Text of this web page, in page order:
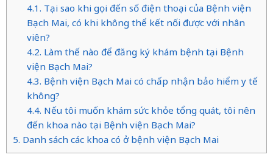
4.1. Tại sao khi gọi đến số điện thoại của Bệnh viện
Bạch Mai, có khi không thể kết nối được với nhân
viên?
4.2. Làm thế nào để đăng ký khám bệnh tại Bệnh
viện Bạch Mai?
4.3. Bệnh viện Bạch Mai có chấp nhận bảo hiểm y tế
không?
4.4. Nếu tôi muốn khám sức khỏe tổng quát, tôi nên
đến khoa nào tại Bệnh viện Bạch Mai?
5. Danh sách các khoa có ở bệnh viện Bạch Mai